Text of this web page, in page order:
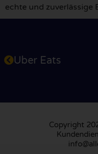
echte und zuverlässige
Uber Eats
Copyright